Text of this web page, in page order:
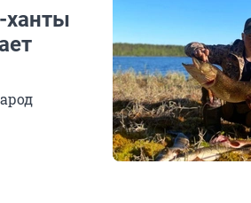
ханты